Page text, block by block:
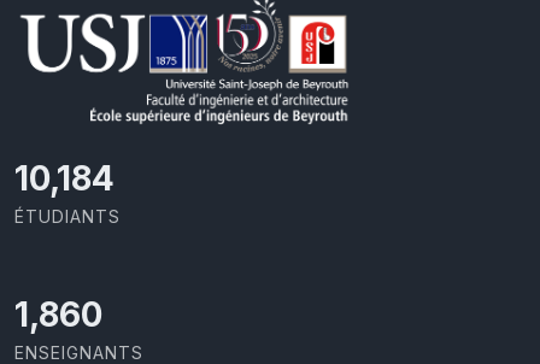
11,110
ÉTUDIANTS
2,029
ENSEIGNANTS